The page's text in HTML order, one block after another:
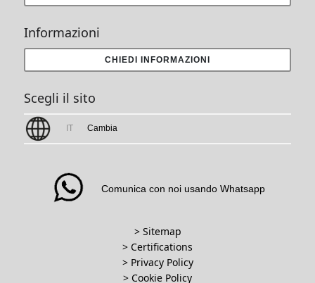
Informazioni
CHIEDI INFORMAZIONI
Scegli il sito
IT Cambia
Comunica con noi usando Whatsapp
> Sitemap
> Certifications
> Privacy Policy
> Cookie Policy